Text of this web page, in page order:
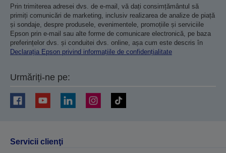
Prin trimiterea adresei dvs. de e-mail, vă dați consimțământul să
primiți comunicări de marketing, inclusiv realizarea de analize de piață
și sondaje, despre produsele, evenimentele, promoțiile și serviciile
Epson prin e-mail sau alte forme de comunicare electronică, pe baza
preferințelor dvs. și conduitei dvs. online, așa cum este descris în
Declarația Epson privind informațiile de confidențialitate
Urmăriți-ne pe:
Servicii clienţi